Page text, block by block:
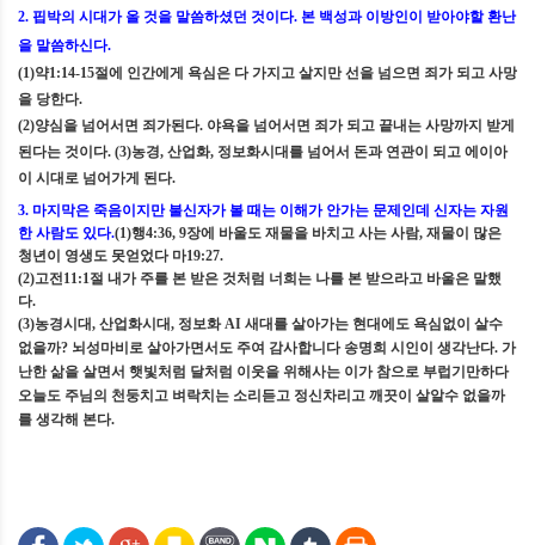
2. 핍박의 시대가 올 것을 말씀하셨던 것이다. 본 백성과 이방인이 받아야할 환난
을 말씀하신다.
(1)약1:14-15절에 인간에게 욕심은 다 가지고 살지만 선을 넘으면 죄가 되고 사망
을 당한다.
(2)양심을 넘어서면 죄가된다. 야욕을 넘어서면 죄가 되고 끝내는 사망까지 받게
된다는 것이다. (3)농경, 산업화, 정보화시대를 넘어서 돈과 연관이 되고 에이아
이 시대로 넘어가게 된다.
3. 마지막은 죽음이지만 불신자가 볼 때는 이해가 안가는 문제인데 신자는 자원
한 사람도 있다.(1)행4:36, 9장에 바울도 재물을 바치고 사는 사람, 재물이 많은
청년이 영생도 못얻었다 마19:27.
(2)고전11:1절 내가 주를 본 받은 것처럼 너희는 나를 본 받으라고 바울은 말했
다.
(3)농경시대, 산업화시대, 정보화AI 새대를 살아가는 현대에도 욕심없이 살수
없을까? 뇌성마비로 살아가면서도 주여 감사합니다 송명희 시인이 생각난다. 가
난한 삶을 살면서 햇빛처럼 달처럼 이웃을 위해사는 이가 참으로 부럽기만하다
오늘도 주님의 천둥치고 벼락치는 소리듣고 정신차리고 깨끗이 살알수 없을까
를 생각해 본다.